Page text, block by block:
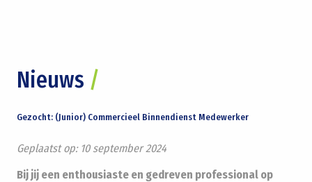
Nieuws /
Gezocht: (Junior) Commercieel Binnendienst Medewerker
Geplaatst op: 10 september 2024
Bij jij een enthousiaste en gedreven professional op